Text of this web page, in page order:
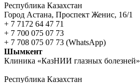
Республика Казахстан
Город Астана, Проспект Женис, 16/1
+ 7 7172 64 47 71
+ 7 700 075 07 73
+ 7 708 075 07 73 (WhatsApp)
Шымкент
Клиника «КазНИИ глазных болезней»
Республика Казахстан